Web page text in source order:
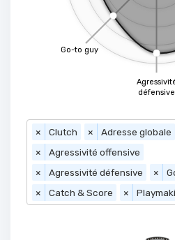
défensive
Go-to guy
× Clutch × Adresse globale
×
Agressivité offensive
×
Agressivité défensive ×
×
Catch & Score ×